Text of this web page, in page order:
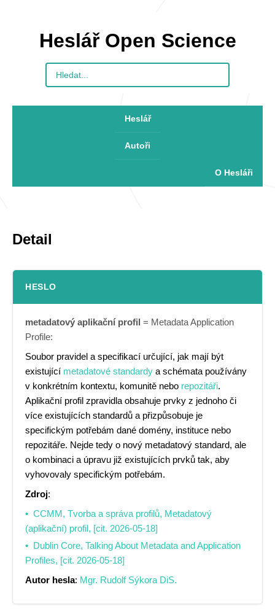
Heslář Open Science
Heslář
Autoři
O Hesláři
Detail
HESLO
metadatový aplikační profil = Metadata Application
Profile:
Soubor pravidel a specifikací určující, jak mají být
existující metadatové standardy a schémata používány
v konkrétním kontextu, komunitě nebo repozitáři.
Aplikační profil zpravidla obsahuje prvky z jednoho či
více existujících standardů a přizpůsobuje je
specifickým potřebám dané domény, instituce nebo
repozitáře. Nejde tedy o nový metadatový standard, ale
o kombinaci a úpravu již existujících prvků tak, aby
vyhovovaly specifickým potřebám.
Zdroj:
CCMM, Tvorba a správa profilů, Metadatový
(aplikační) profil, [cit. 2026-05-18]
Dublin Core, Talking About Metadata and Application
Profiles, [cit. 2026-05-18]
Autor hesla: Mgr. Rudolf Sýkora DiS.